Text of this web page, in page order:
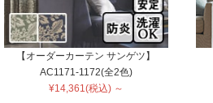
【オーダーカーテン サンゲツ】
AC1171-1172(全2色)
¥14,361(税込) ～